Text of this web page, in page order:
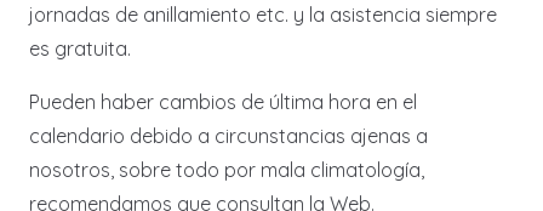
jornadas de anillamiento etc. y la asistencia siempre
es gratuita.
Pueden haber cambios de última hora en el
calendario debido a circunstancias ajenas a
nosotros, sobre todo por mala climatología,
recomendamos que consultan la Web.